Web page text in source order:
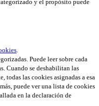
y el propósito puede
.
Puede leer sobre cada
Cuando se deshabilitan las
todas las cookies asignadas a esa
puede ver una lista de cookies
en la declaración de